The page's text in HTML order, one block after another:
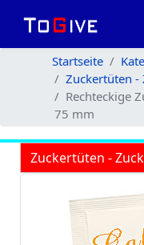
Startseite
Zuckertüten -
Rechteckige
75 mm
Zuckertüten -